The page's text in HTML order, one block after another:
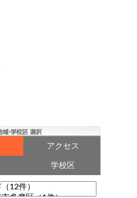
アクセス
学校区